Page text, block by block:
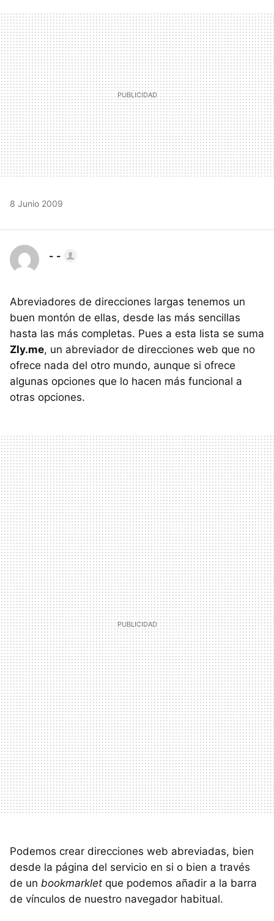
MAIL
8 Junio 2009
- -
Abreviadores de direcciones largas tenemos un
buen montón de ellas, desde las más sencillas
hasta las más completas. Pues a esta lista se suma
Zly.me, un abreviador de direcciones web que no
ofrece nada del otro mundo, aunque si ofrece
algunas opciones que lo hacen más funcional a
otras opciones.
Podemos crear direcciones web abreviadas, bien
desde la página del servicio en si o bien a través
de un bookmarklet que podemos añadir a la barra
de vínculos de nuestro navegador habitual.